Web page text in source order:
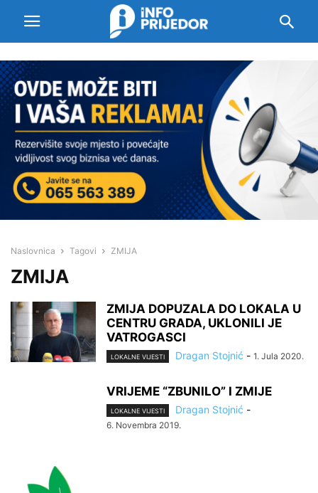
Naslovnica Tagovi ZMIJA
ZMIJA
ZMIJA DOPUZALA DO LOKALA U
CENTRU GRADA, UKLONILI JE
VATROGASCI
LOKALNE VIJESTI Dragan Stojnić - 1. Jula 2020.
VRIJEME “ZBUNILO” I ZMIJE
LOKALNE VIJESTI Dragan Stojnić -
6. Novembra 2019.